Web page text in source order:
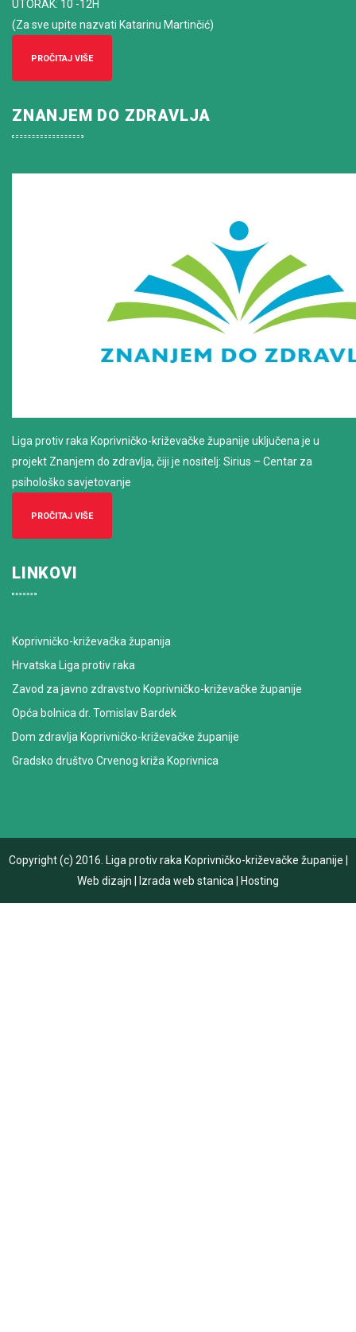
UTORAK: 10 -12H
(Za sve upite nazvati Katarinu Martinčić)
PROČITAJ VIŠE
ZNANJEM DO ZDRAVLJA
Liga protiv raka Koprivničko-križevačke županije uključena je u
projekt Znanjem do zdravlja, čiji je nositelj: Sirius – Centar za
psihološko savjetovanje
PROČITAJ VIŠE
LINKOVI
Koprivničko-križevačka županija
Hrvatska Liga protiv raka
Zavod za javno zdravstvo Koprivničko-križevačke županije
Opća bolnica dr. Tomislav Bardek
Dom zdravlja Koprivničko-križevačke županije
Gradsko društvo Crvenog križa Koprivnica
Copyright (c) 2016. Liga protiv raka Koprivničko-križevačke županije
Web dizajn
Izrada web stanica Hosting